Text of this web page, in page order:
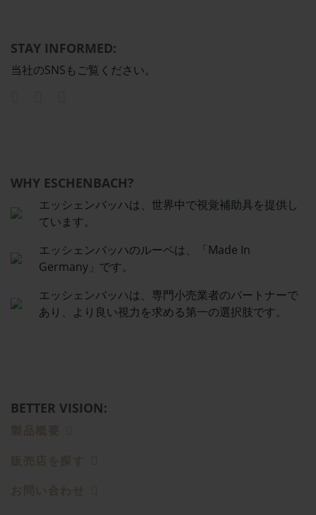
STAY INFORMED:
当社のSNSもご覧ください。
WHY ESCHENBACH?
エッシェンバッハは、世界中で視覚補助具を提供し
ています。
エッシェンバッハのルーペは、「Made In
Germany」です。
エッシェンバッハは、専門小売業者のパートナーで
あり、より良い視力を求める第一の選択肢です。
BETTER VISION: